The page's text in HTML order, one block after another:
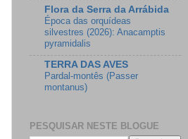
Flora da Serra da Arrábida
Época das orquídeas
silvestres (2026): Anacamptis
pyramidalis
TERRA DAS AVES
Pardal-montês (Passer
montanus)
PESQUISAR NESTE BLOGUE